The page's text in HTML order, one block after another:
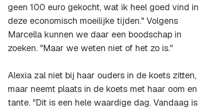
geen 100 euro gekocht, wat ik heel goed vind in
deze economisch moeilijke tijden." Volgens
Marcella kunnen we daar een boodschap in
zoeken. "Maar we weten niet of het zo is."
Alexia zal niet bij haar ouders in de koets zitten,
maar neemt plaats in de koets met haar oom en
tante. "Dit is een hele waardige dag. Vandaag is